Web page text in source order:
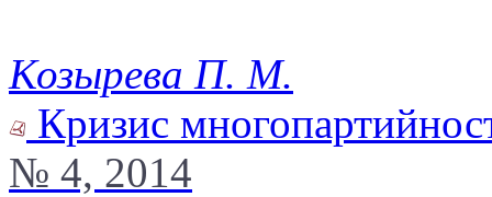
Козырева П. М.
Кризис
№ 4, 2014